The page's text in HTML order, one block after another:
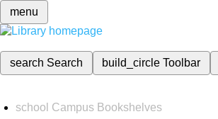
menu
search Search build_circleToolbar
school Campus Bookshelves